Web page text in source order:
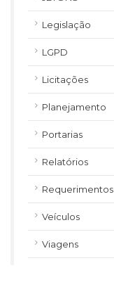
Legislação
LGPD
Licitações
Planejamento
Portarias
Relatórios
Requerimentos
Veículos
Viagens